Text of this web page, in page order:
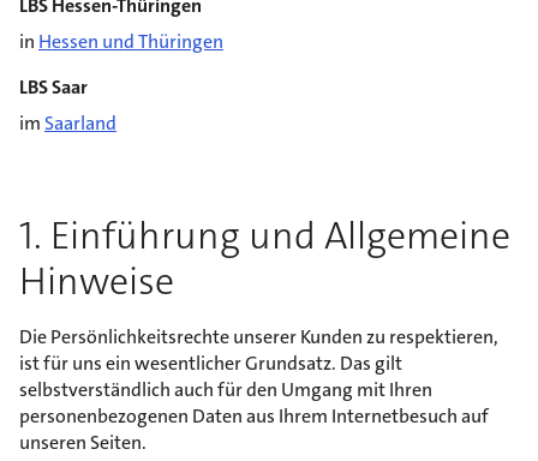
LBS Hessen-Thüringen
in Hessen und Thüringen
LBS Saar
im Saarland
1. Einführung und Allgemeine
Hinweise
Die Persönlichkeitsrechte unserer Kunden zu respektieren,
ist für uns ein wesentlicher Grundsatz. Das gilt
selbstverständlich auch für den Umgang mit Ihren
personenbezogenen Daten aus Ihrem Internetbesuch auf
unseren Seiten.